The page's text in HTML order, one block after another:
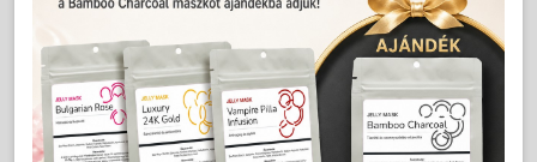
Cikkszám:GP618-5